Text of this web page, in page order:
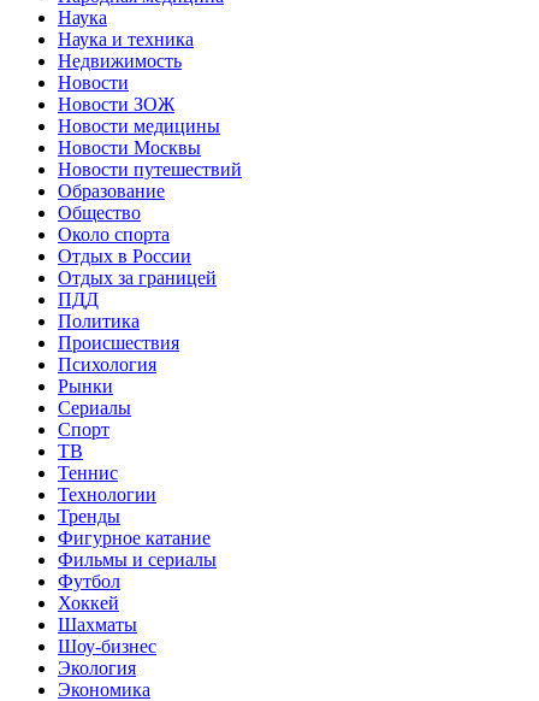
Наука
Наука и техника
Недвижимость
Новости
Новости ЗОЖ
Новости медицины
Новости Москвы
Новости путешествий
Образование
Общество
Около спорта
Отдых в России
Отдых за границей
ПДД
Политика
Происшествия
Психология
Рынки
Сериалы
Спорт
ТВ
Теннис
Технологии
Тренды
Фигурное катание
Фильмы и сериалы
Футбол
Хоккей
Шахматы
Шоу-бизнес
Экология
Экономика